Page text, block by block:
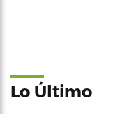
Lo Último